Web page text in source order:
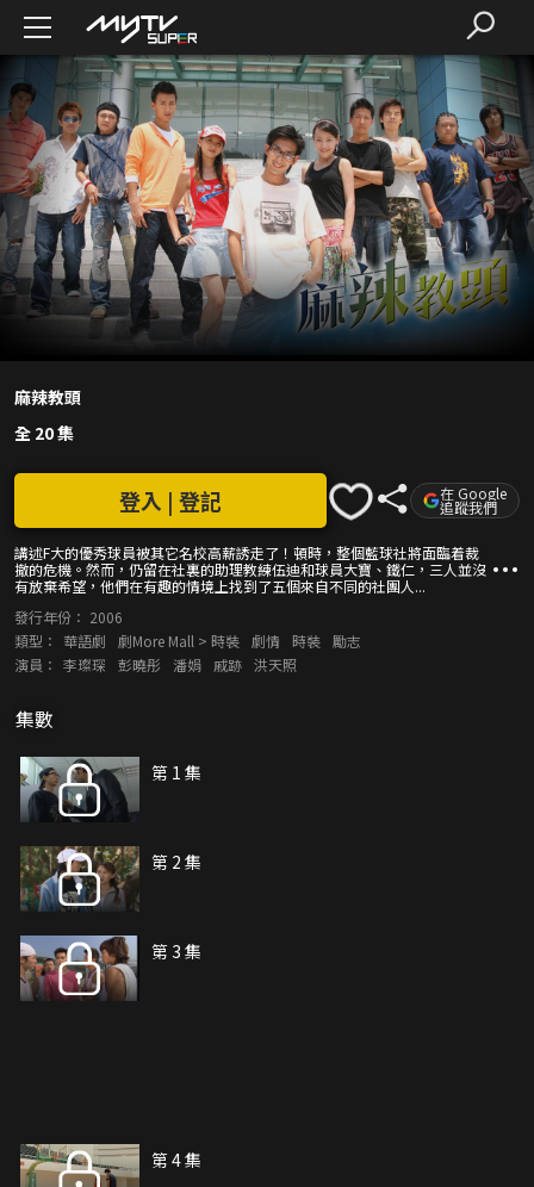
麻辣教頭
全 20 集
講述F大的優秀球員被其它名校高薪誘走了！頓時，整個藍球社將面臨着裁
撤的危機。然而，仍留在社裏的助理教練伍迪和球員大寶、鐵仁，三人並沒
有放棄希望，他們在有趣的情境上找到了五個來自不同的社團人...
登入 | 登記 在 Google
追蹤我們
發行年份： 2006
類型： 華語劇 劇More Mall > 時裝 劇情 時裝 勵志
演員： 李璨琛 彭曉彤 潘娟 戚跡 洪天照
集數
第 1 集
第 2 集
第 3 集
第 4 集